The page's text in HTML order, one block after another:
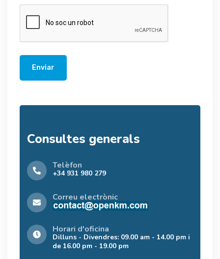
Enviar
Consultes generals
Telèfon
+34 931 980 279
Correu electrònic
Horari d'oficina
Dilluns - Divendres: 09.00 am - 14.00 pm i
de 16.00 pm - 19.00 pm